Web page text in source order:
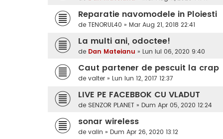
Reparatie navomodele in Ploiesti
de TENORUL40 » Mar Aug 21, 2018 22:41
La multi ani, odoctee!
de Dan Mateianu » Lun Iul 06, 2020 9:40
Caut partener de pescuit la crap
de valter » Lun Iun 12, 2017 12:37
LIVE PE FACEBBOK CU VLADUT
de SENZOR PLANET » Dum Apr 05, 2020 12:24
sonar wireless
de valin » Dum Apr 26, 2020 13:12